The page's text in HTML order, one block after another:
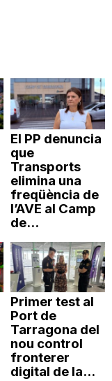
El PP denuncia
que
Transports
elimina una
freqüència de
l’AVE al Camp
de...
Primer test al
Port de
Tarragona del
nou control
fronterer
digital de la...